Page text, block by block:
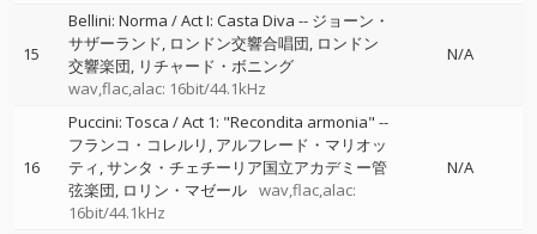
15
Bellini: Norma / Act I: Casta Diva -- ジョーン・
サザーランド ロンドン交響合唱団 ロンドン
交響楽団 リチャード・ボニング
wav,flac,alac: 16bit/44.1kHz
N/A
16
Puccini: Tosca / Act 1: "Recondita armonia" --
フランコ・コレルリ アルフレード・マリオッ
ティ サンタ・チェチーリア国立アカデミー管
弦楽団 ロリン・マゼール wav,flac,alac:
16bit/44.1kHz
N/A